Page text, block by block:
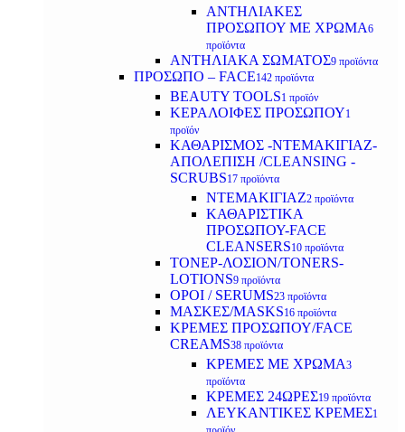
ΑΝΤΗΛΙΑΚΕΣ
ΠΡΟΣΩΠΟΥ ΜΕ ΧΡΩΜΑ6
προϊόντα
ΑΝΤΗΛΙΑΚΑ ΣΩΜΑΤΟΣ9 προϊόντα
ΠΡΟΣΩΠΟ – FACE142 προϊόντα
BEAUTY TOOLS1 προϊόν
ΚΕΡΑΛΟΙΦΕΣ ΠΡΟΣΩΠΟΥ1
προϊόν
ΚΑΘΑΡΙΣΜΟΣ -ΝΤΕΜΑΚΙΓΙΑΖ-
ΑΠΟΛΕΠΙΣΗ /CLEANSING -
SCRUBS17 προϊόντα
ΝΤΕΜΑΚΙΓΙΑΖ2 προϊόντα
ΚΑΘΑΡΙΣΤΙΚΑ
ΠΡΟΣΩΠΟΥ-FACE
CLEANSERS10 προϊόντα
ΤΟΝΕΡ-ΛΟΣΙΟΝ/TONERS-
LOTIONS9 προϊόντα
ΟΡΟΙ / SERUMS23 προϊόντα
ΜΑΣΚΕΣ/MASKS16 προϊόντα
ΚΡΕΜΕΣ ΠΡΟΣΩΠΟΥ/FACE
CREAMS38 προϊόντα
ΚΡΕΜΕΣ ΜΕ ΧΡΩΜΑ3
προϊόντα
ΚΡΕΜΕΣ 24ΩΡΕΣ19 προϊόντα
ΛΕΥΚΑΝΤΙΚΕΣ ΚΡΕΜΕΣ1